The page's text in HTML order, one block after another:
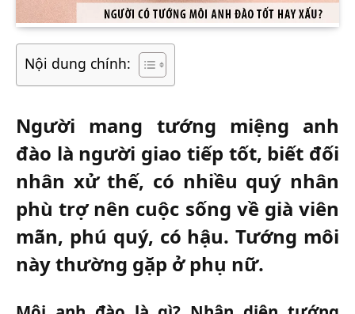
Nội dung chính:
Người mang tướng miệng anh
đào là người giao tiếp tốt, biết đối
nhân xử thế, có nhiều quý nhân
phù trợ nên cuộc sống về già viên
mãn, phú quý, có hậu. Tướng môi
này thường gặp ở phụ nữ.